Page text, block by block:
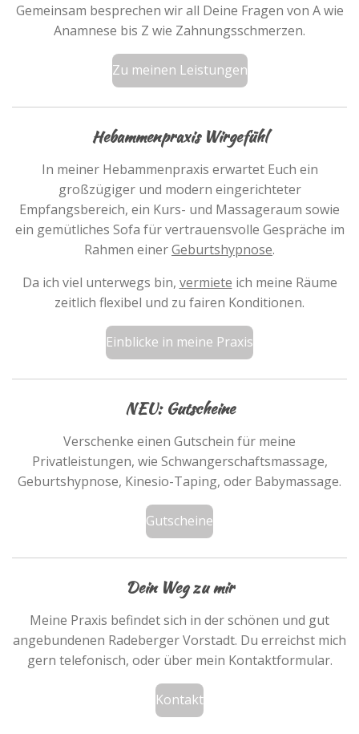
Gemeinsam besprechen wir all Deine Fragen von A wie
Anamnese bis Z wie Zahnungsschmerzen.
Zu meinen Leistungen
Hebammenpraxis Wirgefühl
In meiner Hebammenpraxis erwartet Euch ein
großzügiger und modern eingerichteter
Empfangsbereich, ein Kurs- und Massageraum sowie
ein gemütliches Sofa für vertrauensvolle Gespräche im
Rahmen einerGeburtshypnose.
Da ich viel unterwegs bin, vermiete ich meine Räume
zeitlich flexibel und zu fairen Konditionen.
Einblicke in meine Praxis
NEU: Gutscheine
Verschenke einen Gutschein für meine
Privatleistungen, wie Schwangerschaftsmassage,
Geburtshypnose, Kinesio-Taping, oder Babymassage.
Gutscheine
Dein Weg zu mir
Meine Praxis befindet sich in der schönen und gut
angebundenen Radeberger Vorstadt. Du erreichst mich
gern telefonisch, oder über mein Kontaktformular.
Kontakt